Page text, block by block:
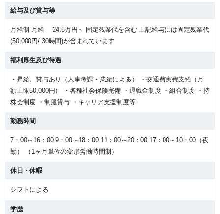
給与及び賞与等
月給制 月給 24.5万円～ 固定残業代を含む 上記給与には固定残業代
(50,000円/ 30時間)が含まれています
福利厚生及び待遇
・昇給、賞与あり（人事考課・業績による） ・交通費実費支給（月
額上限50,000円） ・各種社会保険完備 ・退職金制度 ・組合制度 ・持
株会制度 ・制服貸与 ・キャリア支援制度等
勤務時間
7：00～16：00 9：00～18：00 11：00～20：00 17：00～10：00（夜
勤） （1ヶ月単位の変形労働時間制）
休日・休暇
シフトによる
学歴